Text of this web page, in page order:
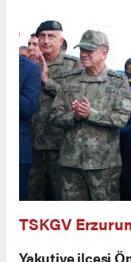
TSKGV
Yakutiye ilçesi